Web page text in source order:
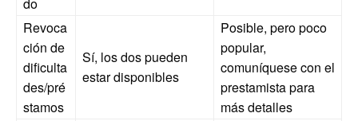
do
Revoca
ción de
dificulta
des/pré
stamos
Sí, los dos pueden
estar disponibles
Posible, pero poco
popular,
comuníquese con el
prestamista para
más detalles